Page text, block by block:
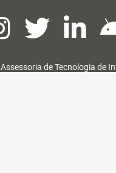
Assessoria de Tecnologia de